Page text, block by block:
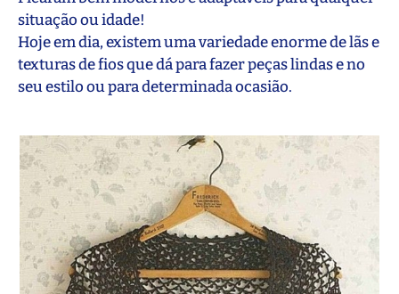
situação ou idade!
Hoje em dia, existem uma variedade enorme de lãs e
texturas de fios que dá para fazer peças lindas e no
seu estilo ou para determinada ocasião.